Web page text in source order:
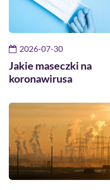
2026-07-30
Jakie maseczki na
koronawirusa